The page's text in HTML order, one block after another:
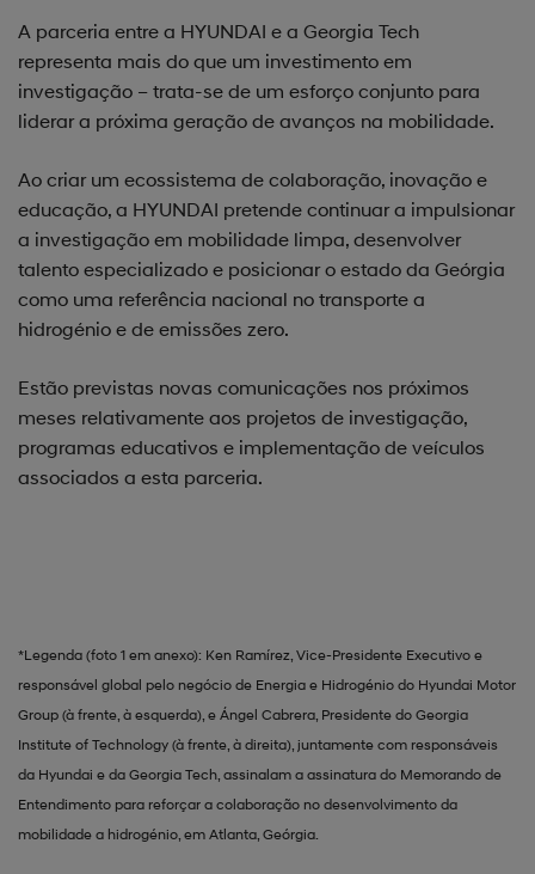
A parceria entre a HYUNDAI e a Georgia Tech
representa mais do que um investimento em
investigação – trata-se de um esforço conjunto para
liderar a próxima geração de avanços na mobilidade.
Ao criar um ecossistema de colaboração, inovação e
educação, a HYUNDAI pretende continuar a impulsionar
a investigação em mobilidade limpa, desenvolver
talento especializado e posicionar o estado da Geórgia
como uma referência nacional no transporte a
hidrogénio e de emissões zero.
Estão previstas novas comunicações nos próximos
meses relativamente aos projetos de investigação,
programas educativos e implementação de veículos
associados a esta parceria.
*Legenda (foto 1 em anexo): Ken Ramírez, Vice-Presidente Executivo e
responsável global pelo negócio de Energia e Hidrogénio do Hyundai Motor
Group (à frente, à esquerda), e Ángel Cabrera, Presidente do Georgia
Institute of Technology (à frente, à direita), juntamente com responsáveis
da Hyundai e da Georgia Tech, assinalam a assinatura do Memorando de
Entendimento para reforçar a colaboração no desenvolvimento da
mobilidade a hidrogénio, em Atlanta, Geórgia.